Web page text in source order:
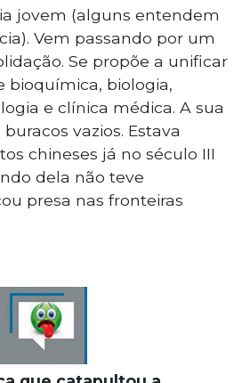
jovem (alguns entendem
Vem passando por um
Se propõe a unificar
bioquímica, biologia,
e clínica médica. A sua
vazios. Estava
chineses já no século III
dela não teve
presa nas fronteiras